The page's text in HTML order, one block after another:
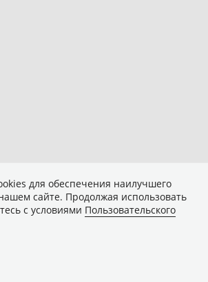
для обеспечения наилучшего
сайте. Продолжая использовать
с условиями Пользовательского